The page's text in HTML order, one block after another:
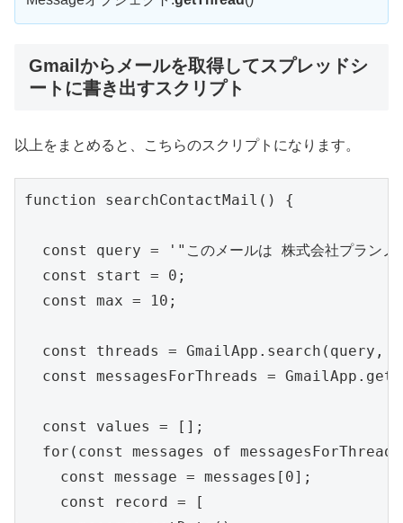
Gmailからメールを取得してスプレッドシ
ートに書き出すスクリプト
以上をまとめると、こちらのスクリプトになります。
function searchContactMail() {
const query = '"このメールは 株式会社プラン
  const start = 0;
  const max = 10;
const threads = GmailApp.search(query,
const messagesForThreads =
  const values = [];
for(const messages of
    const message = messages[0];
    const record = [